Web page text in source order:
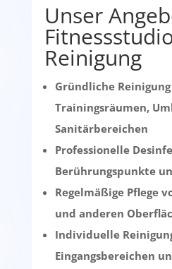
Unser
Reinigung
Gründliche
Trainingsräumen,
Sanitärbereichen
Professionelle
Berührungspunkte
Regelmäßige Pflege
und anderen
Individuelle
Eingangsbereichen